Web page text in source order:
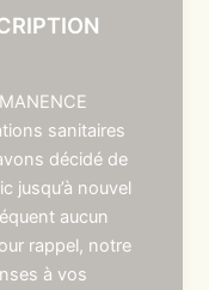
sanitaires
décidé de
jusqu’à nouvel
aucun
rappel, notre
à vos